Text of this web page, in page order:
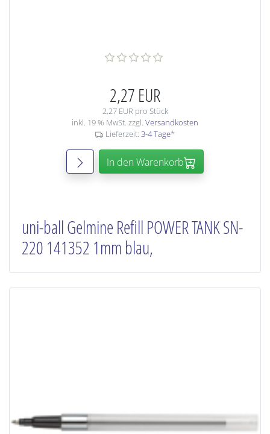
2,27 EUR
2,27 EUR pro Stück
inkl. 19 % MwSt. zzgl. Versandkosten
Lieferzeit: 3-4 Tage*
In den Warenkorb
uni-ball Gelmine Refill POWER TANK SN-
220 141352 1mm blau,